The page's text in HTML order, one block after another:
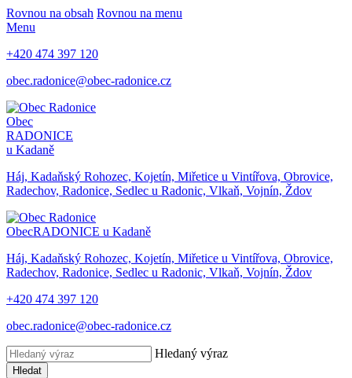
Rovnou na obsah Rovnou na menu
Menu
+420 474 397 120
obec.radonice@obec-radonice.cz
Obec
RADONICE
u Kadaně
Háj, Kadaňský Rohozec, Kojetín, Miřetice u Vintířova, Obrovice,
Radechov, Radonice, Sedlec u Radonic, Vlkaň, Vojnín, Ždov
ObecRADONICE u Kadaně
Háj, Kadaňský Rohozec, Kojetín, Miřetice u Vintířova, Obrovice,
Radechov, Radonice, Sedlec u Radonic, Vlkaň, Vojnín, Ždov
+420 474 397 120
obec.radonice@obec-radonice.cz
Hledaný výraz
Hledat